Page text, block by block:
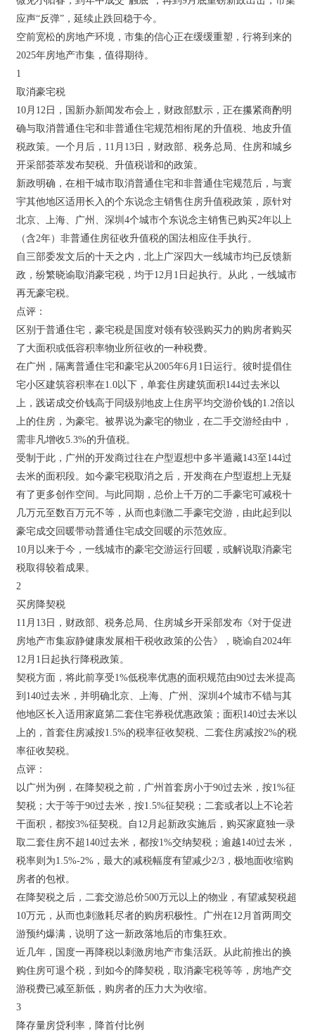
应声“反弹”，延续止跌回稳于今。
空前宽松的房地产环境，市集的信心正在缓缓重塑，行将到来的
2025年房地产市集，值得期待。
1
取消豪宅税
10月12日，国新办新闻发布会上，财政部默示，正在攥紧商酌明
确与取消普通住宅和非普通住宅规范相衔尾的升值税、地皮升值
税政策。一个月后，11月13日，财政部、税务总局、住房和城乡
开采部荟萃发布契税、升值税谐和的政策。
新政明确，在相干城市取消普通住宅和非普通住宅规范后，与寰
宇其他地区适用长入的个东说念主销售住房升值税政策，原针对
北京、上海、广州、深圳4个城市个东说念主销售已购买2年以上
（含2年）非普通住房征收升值税的国法相应住手执行。
自三部委发文后的十天之内，北上广深四大一线城市均已反馈新
政，纷繁晓谕取消豪宅税，均于12月1日起执行。从此，一线城市
再无豪宅税。
点评：
区别于普通住宅，豪宅税是国度对领有较强购买力的购房者购买
了大面积或低容积率物业所征收的一种税费。
在广州，隔离普通住宅和豪宅从2005年6月1日运行。彼时提倡住
宅小区建筑容积率在1.0以下，单套住房建筑面积144过去米以
上，践诺成交价钱高于同级别地皮上住房平均交游价钱的1.2倍以
上的住房，为豪宅。被界说为豪宅的物业，在二手交游经由中，
需非凡增收5.3%的升值税。
受制于此，广州的开发商过往在户型遐想中多半遁藏143至144过
去米的面积段。如今豪宅税取消之后，开发商在户型遐想上无疑
有了更多创作空间。与此同期，总价上千万的二手豪宅可减税十
几万元至数百万元不等，从而也刺激二手豪宅交游，由此起到以
豪宅成交回暖带动普通住宅成交回暖的示范效应。
10月以来于今，一线城市的豪宅交游运行回暖，或解说取消豪宅
税取得较着成果。
2
买房降契税
11月13日，财政部、税务总局、住房城乡开采部发布《对于促进
房地产市集寂静健康发展相干税收政策的公告》，晓谕自2024年
12月1日起执行降税政策。
契税方面，将此前享受1%低税率优惠的面积规范由90过去米提高
到140过去米，并明确北京、上海、广州、深圳4个城市不错与其
他地区长入适用家庭第二套住宅券税优惠政策；面积140过去米以
上的，首套住房减按1.5%的税率征收契税、二套住房减按2%的税
率征收契税。
点评：
以广州为例，在降契税之前，广州首套房小于90过去米，按1%征
契税；大于等于90过去米，按1.5%征契税；二套或者以上不论若
干面积，都按3%征契税。自12月起新政实施后，购买家庭独一录
取二套住房不超140过去米，都按1%交纳契税；逾越140过去米，
税率则为1.5%-2%，最大的减税幅度有望减少2/3，极地面收缩购
房者的包袱。
在降契税之后，二套交游总价500万元以上的物业，有望减契税超
10万元，从而也刺激耗尽者的购房积极性。广州在12月首两周交
游预约爆满，说明了这一新政落地后的市集狂欢。
近几年，国度一再降税以刺激房地产市集活跃。从此前推出的换
购住房可退个税，到如今的降契税，取消豪宅税等等，房地产交
游税费已减至新低，购房者的压力大为收缩。
3
降存量房贷利率，降首付比例